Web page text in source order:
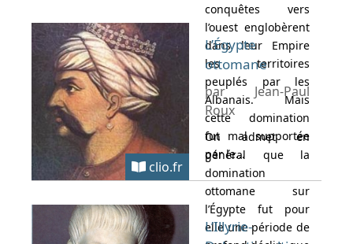
conquêtes vers
l’ouest englobèrent
dans leur Empire
les territoires
peuplés par les
Albanais. Mais
cette domination
fut mal supportée
par le...
clio.fr
L’Égypte
ottomane
par Jean-Paul
Roux
On admet en
général que la
domination
ottomane sur
l’Égypte fut pour
elle une période de
L’Illyrie-